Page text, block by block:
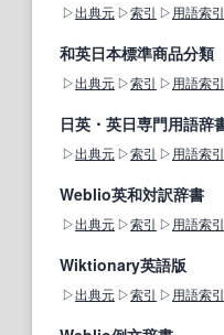
出典元 索引 用語索引
和英日本標準商品分類
出典元 索引 用語索引
日英・英日専門用語辞
出典元 索引 用語索引
Weblio英和対訳辞書
出典元 索引 用語索引
Wiktionary英語版
出典元 索引 用語索引